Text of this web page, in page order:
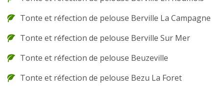
Tonte et réfection de pelouse Berville La Campagne
Tonte et réfection de pelouse Berville Sur Mer
Tonte et réfection de pelouse Beuzeville
Tonte et réfection de pelouse Bezu La Foret